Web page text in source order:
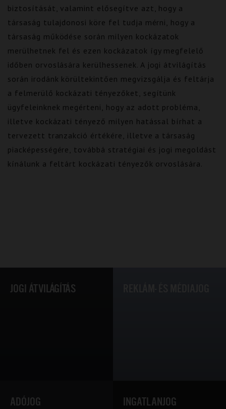
biztosítását, valamint elősegítve azt, hogy a
társaság tulajdonosi köre fel tudja mérni, hogy a
társaság működése során milyen kockázatok
merülhetnek fel és ezen kockázatok így megfelelő
időben orvoslására kerülhessenek. A jogi átvilágítás
során irodánk körültekintően megvizsgálja és feltárja
a felmerülő kockázati tényezőket, segítünk
ügyfeleinknek megérteni, hogy az adott probléma,
illetve kockázati tényező milyen hatással bírhat a
tervezett tranzakció értékére, illetve a társaság
piacképességére, továbbá stratégiai és jogi megoldást
kínálunk a feltárt kockázati tényezők orvoslására.
JOGI ÁTVILÁGÍTÁS
ADÓJOG INGATLANJOG